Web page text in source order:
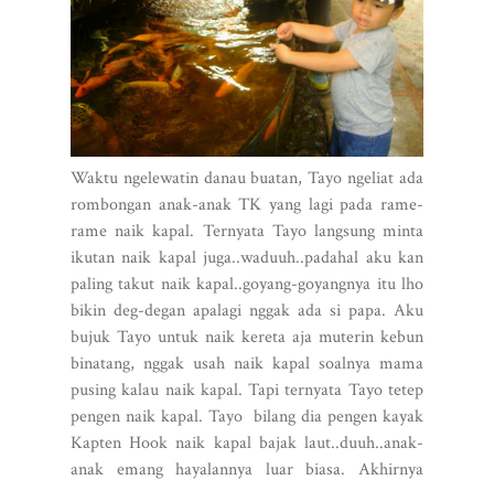
Waktu ngelewatin danau buatan, Tayo ngeliat ada
rombongan anak-anak TK yang lagi pada rame-
rame naik kapal. Ternyata Tayo langsung minta
ikutan naik kapal juga..waduuh..padahal aku kan
paling takut naik kapal..goyang-goyangnya itu lho
bikin deg-degan apalagi nggak ada si papa. Aku
bujuk Tayo untuk naik kereta aja muterin kebun
binatang, nggak usah naik kapal soalnya mama
pusing kalau naik kapal. Tapi ternyata Tayo tetep
pengen naik kapal. Tayo bilang dia pengen kayak
Kapten Hook naik kapal bajak laut..duuh..anak-
anak emang hayalannya luar biasa. Akhirnya